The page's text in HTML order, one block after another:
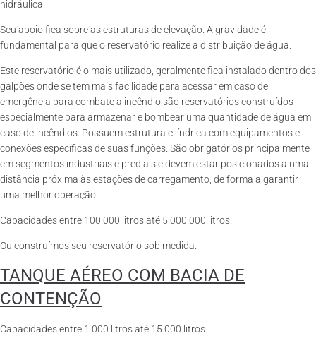
hidráulica.
Seu apoio fica sobre as estruturas de elevação. A gravidade é
fundamental para que o reservatório realize a distribuição de água.
Este reservatório é o mais utilizado, geralmente fica instalado dentro dos
galpões onde se tem mais facilidade para acessar em caso de
emergência para combate a incêndio são reservatórios construídos
especialmente para armazenar e bombear uma quantidade de água em
caso de incêndios. Possuem estrutura cilíndrica com equipamentos e
conexões específicas de suas funções. São obrigatórios principalmente
em segmentos industriais e prediais e devem estar posicionados a uma
distância próxima às estações de carregamento, de forma a garantir
uma melhor operação.
Capacidades entre 100.000 litros até 5.000.000 litros.
Ou construímos seu reservatório sob medida.
TANQUE AÉREO COM BACIA DE
CONTENÇÃO
Capacidades entre 1.000 litros até 15.000 litros.